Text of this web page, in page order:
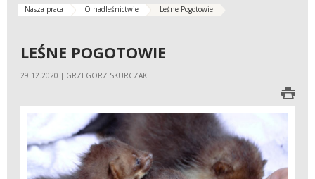
Nasza praca O nadleśnictwie Leśne Pogotowie
LEŚNE POGOTOWIE
29.12.2020 | GRZEGORZ SKURCZAK